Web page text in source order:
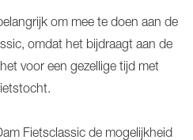
om mee te doen aan de
omdat het bijdraagt aan de
voor een gezellige tijd met
Fietsclassic de mogelijkheid